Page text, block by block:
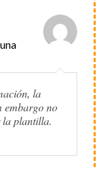
la
embargo no
la plantilla.